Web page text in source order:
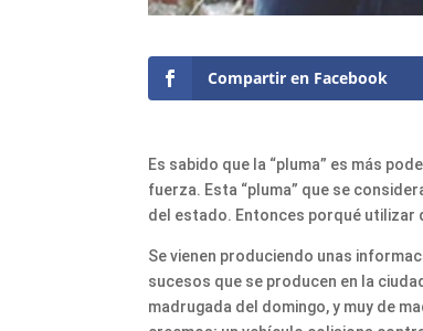
Compartir en Facebook
Es sabido que la “pluma” es más
fuerza. Esta “pluma” que se
del estado. Entonces porqué
Se vienen produciendo unas
sucesos que se producen en la
madrugada del domingo, y muy de